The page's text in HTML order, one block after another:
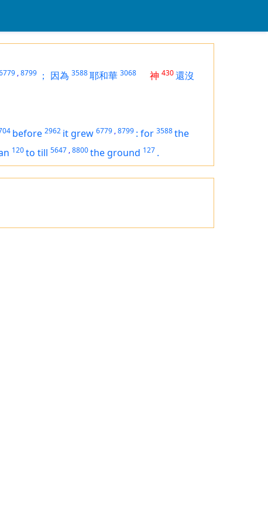
,8799 ； 因為 3588耶和華 3068 神 430還沒
before 2962 it grew 6779 ,8799 : for 3588the
120to till 5647 ,8800the ground 127 .